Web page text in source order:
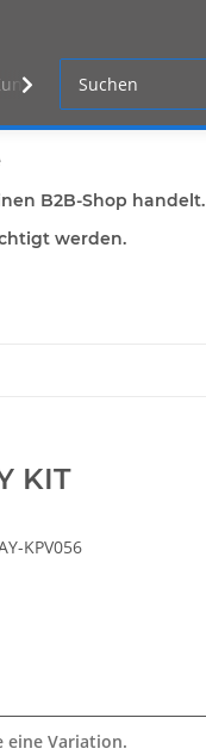
Log-in
B2B-Shop handelt.
werden.
KIT
KPV056
eine Variation.